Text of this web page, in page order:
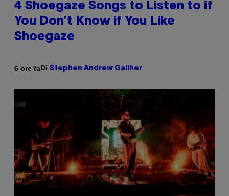
4 Shoegaze Songs to Listen to if
You Don’t Know if You Like
Shoegaze
6 ore faDi Stephen Andrew Galiher